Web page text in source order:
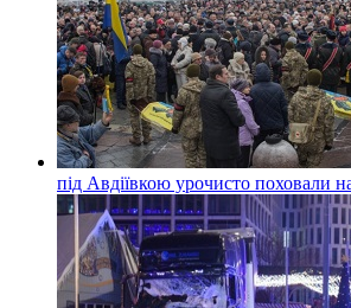
під Авдіївкою урочисто поховали